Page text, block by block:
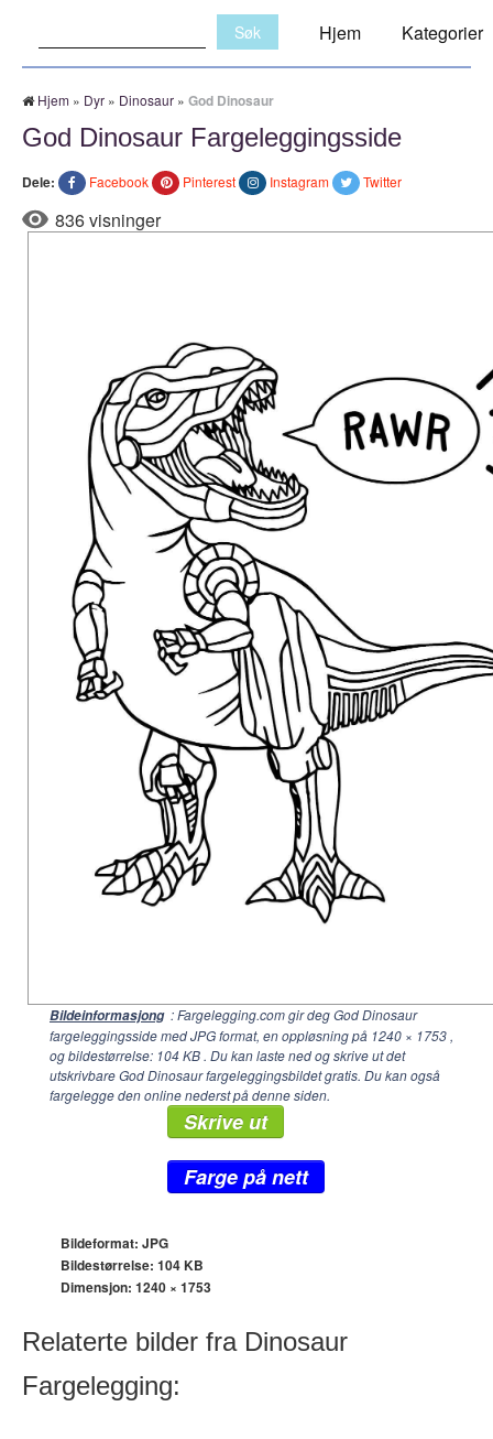
Hjem Kategorier
Hjem » Dyr » Dinosaur » God Dinosaur
God Dinosaur Fargeleggingsside
Dele: Facebook Pinterest Instagram Twitter
836 visninger
Bildeinformasjong : Fargelegging.com gir deg God Dinosaur
fargeleggingsside med JPG format, en oppløsning på 1240 × 1753 ,
og bildestørrelse: 104 KB . Du kan laste ned og skrive ut det
utskrivbare God Dinosaur fargeleggingsbildet gratis. Du kan også
fargelegge den online nederst på denne siden.
Skrive ut
Farge på nett
Bildeformat: JPG
Bildestørrelse: 104 KB
Dimensjon: 1240 × 1753
Relaterte bilder fra Dinosaur
Fargelegging: